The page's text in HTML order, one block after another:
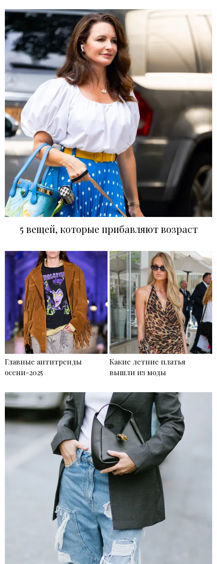
5 вещей, которые прибавляют возраст
Главные антитренды
осени-2025
Какие летние платья
вышли из моды